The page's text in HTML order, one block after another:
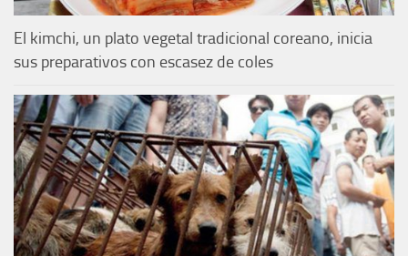
El kimchi, un plato vegetal tradicional coreano, inicia
sus preparativos con escasez de coles